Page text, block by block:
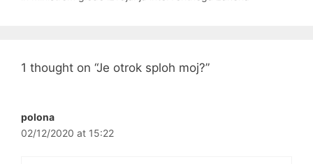
1 thought on “Je otrok sploh moj?”
polona
02/12/2020 at 15:22